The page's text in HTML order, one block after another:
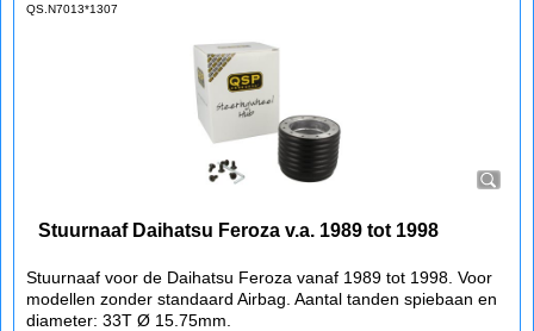
QS.N7013*1307
Stuurnaaf Daihatsu Feroza v.a. 1989 tot 1998
Stuurnaaf voor de Daihatsu Feroza vanaf 1989 tot 1998. Voor
modellen zonder standaard Airbag. Aantal tanden spiebaan en
diameter: 33T Ø 15.75mm.